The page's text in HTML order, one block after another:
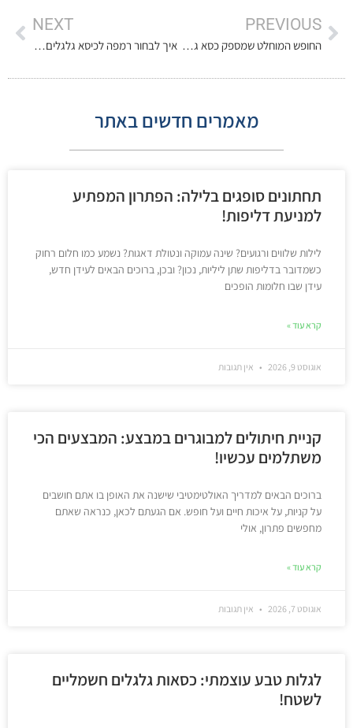
PREVIOUS
החופש המוחלט שמספק כסא גלגלים חשמלי מתקדם
NEXT
איך לבחור רמפה לכיסא גלגלים לפי השיפוע – המדריך המקיף (ומה באמת חשוב בשטח)
מאמרים חדשים באתר
תחתונים סופגים בלילה: הפתרון המפתיע
למניעת דליפות!
לילות שלווים ורגועים? שינה עמוקה ונטולת דאגות? נשמע כמו חלום רחוק
כשמדובר בדליפות שתן ליליות, נכון? ובכן, ברוכים הבאים לעידן חדש,
עידן שבו חלומות הופכים
קרא עוד »
אוגוסט 9, 2026 אין תגובות
קניית חיתולים למבוגרים במבצע: המבצעים הכי
משתלמים עכשיו!
ברוכים הבאים למדריך האולטימטיבי שישנה את האופן בו אתם חושבים
על קניות, על איכות חיים ועל חופש. אם הגעתם לכאן, כנראה שאתם
מחפשים פתרון, אולי
קרא עוד »
אוגוסט 7, 2026 אין תגובות
לגלות טבע עוצמתי: כסאות גלגלים חשמליים
לשטח!